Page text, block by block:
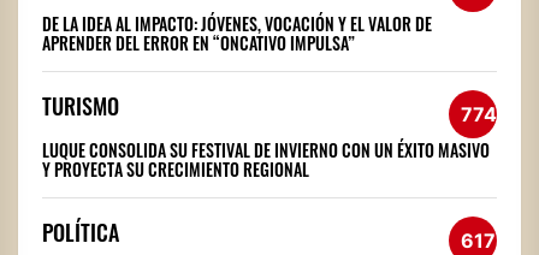
DE LA IDEA AL IMPACTO: JÓVENES, VOCACIÓN Y EL VALOR DE
APRENDER DEL ERROR EN “ONCATIVO IMPULSA”
TURISMO 774
LUQUE CONSOLIDA SU FESTIVAL DE INVIERNO CON UN ÉXITO MASIVO
Y PROYECTA SU CRECIMIENTO REGIONAL
POLÍTICA 617